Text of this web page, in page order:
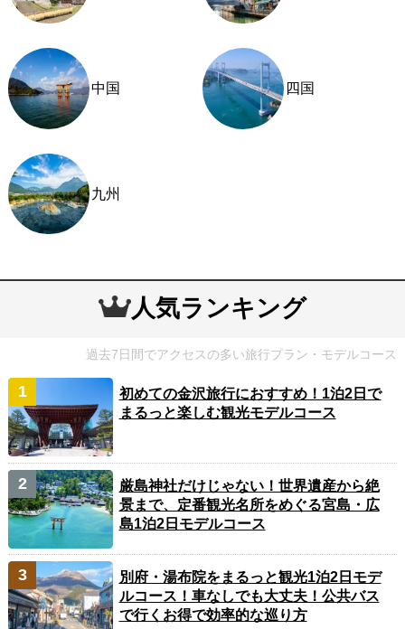
中国 四国
九州
人気ランキング
過去7日間でアクセスの多い旅行プラン・モデルコース
初めての金沢旅行におすすめ！1泊2日で
まるっと楽しむ観光モデルコース
厳島神社だけじゃない！世界遺産から絶
景まで、定番観光名所をめぐる宮島・広
島1泊2日モデルコース
別府・湯布院をまるっと観光1泊2日モデ
ルコース！車なしでも大丈夫！公共バス
で行くお得で効率的な巡り方